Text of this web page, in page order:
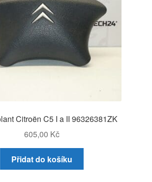
Citroën C5 I a II 96326381ZK
605,00 Kč
Přidat do košíku